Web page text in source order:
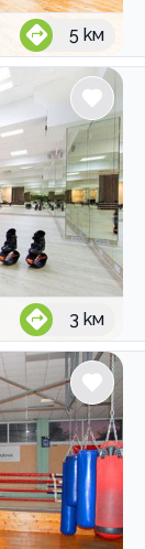
5 км
3 км